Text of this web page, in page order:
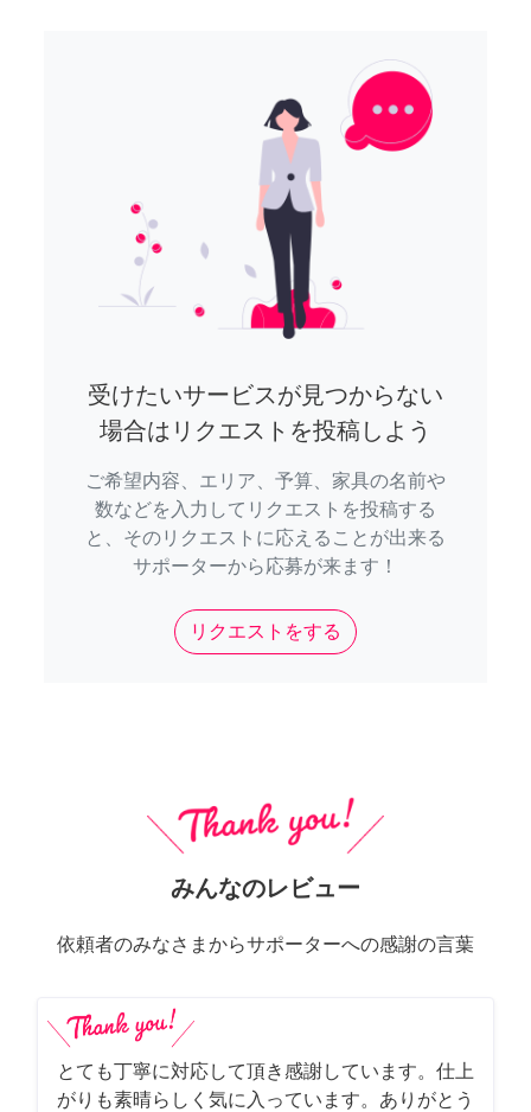
受けたいサービスが見つからない
場合はリクエストを投稿しよう
ご希望内容、エリア、予算、家具の名前や
数などを入力してリクエストを投稿する
と、そのリクエストに応えることが出来る
サポーターから応募が来ます！
リクエストをする
みんなのレビュー
依頼者のみなさまからサポーターへの感謝の言葉
とても丁寧に対応して頂き感謝しています。仕上
がりも素晴らしく気に入っています。ありがとう